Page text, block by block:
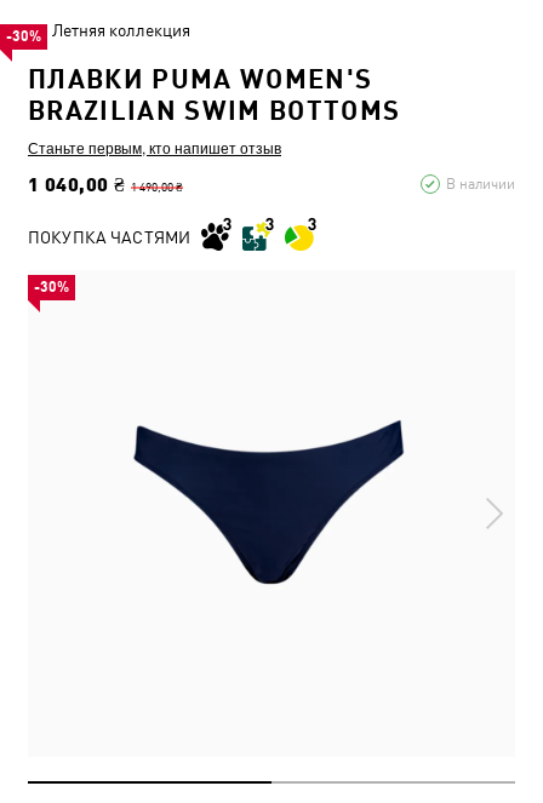
Летняя коллекция
ПЛАВКИ PUMA WOMEN'S
BRAZILIAN SWIM BOTTOMS
Станьте первым, кто напишет отзыв
1 040,00 ₴ 1 490,00 ₴ В наличии
-30%
ПОКУПКА ЧАСТЯМИ
-30%